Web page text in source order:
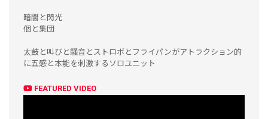
暗闇と閃光
個と集団
太鼓と叫びと騒音とストロボとフライパンがアトラクション的
に五感と本能を刺激するソロユニット
FEATURED VIDEO